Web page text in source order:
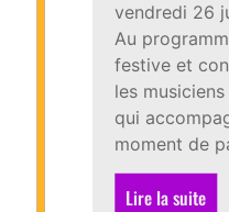
vendredi 26
Au
festive et
les
qui
moment de
Lire la suite